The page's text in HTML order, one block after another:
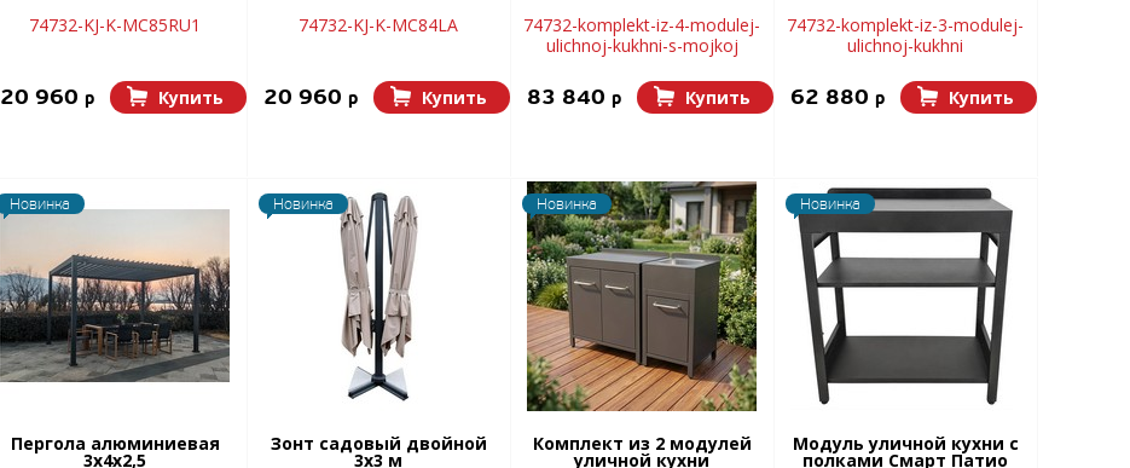
74732-KJ-K-MC85RU1
20 960 p Купить
74732-KJ-K-MC84LA
20 960 p Купить
74732-komplekt-iz-4-modulej-
ulichnoj-kukhni-s-mojkoj
83 840 p Купить
74732-komplekt-iz-3-modulej-
ulichnoj-kukhni
62 880 p Купить
Новинка
Пергола алюминиевая
3х4х2,5
Новинка
Зонт садовый двойной
3х3 м
Новинка
Комплект из 2 модулей
уличной кухни
Новинка
Модуль уличной кухни с
полками Смарт Патио